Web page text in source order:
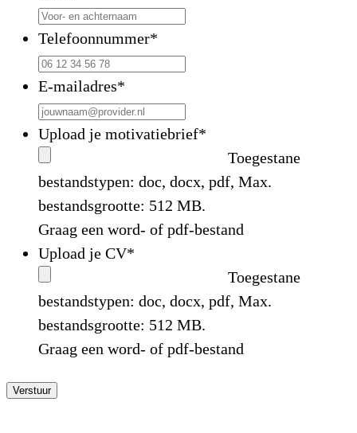
Telefoonnummer*
E-mailadres*
Upload je motivatiebrief*
Toegestane
bestandstypen: doc, docx, pdf, Max.
bestandsgrootte: 512 MB.
Graag een word- of pdf-bestand
Upload je CV*
Toegestane
bestandstypen: doc, docx, pdf, Max.
bestandsgrootte: 512 MB.
Graag een word- of pdf-bestand
Verstuur